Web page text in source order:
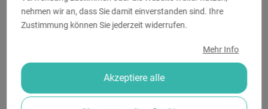
expand_more Druckverfahren
nehmen wir an, dass Sie damit einverstanden sind. Ihre
Zustimmung können Sie jederzeit widerrufen.
Mehr Info
Akzeptiere alle